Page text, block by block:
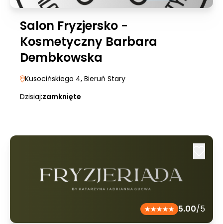
Salon Fryzjersko -
Kosmetyczny Barbara
Dembkowska
Kusocińskiego 4, Bieruń Stary
Dzisiaj:zamknięte
5.00/5